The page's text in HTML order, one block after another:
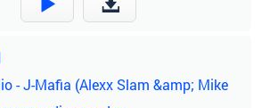
- J-Mafia (Alexx Slam &amp; Mike